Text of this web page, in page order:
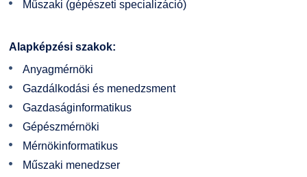
Kapcsolat
TDK/Tehetségnap
Online Studium
Képzési Életpályamodell
Műszaki (gépészeti specializáció)
Alapképzési szakok:
Anyagmérnöki
Gazdálkodási és menedzsment
Gazdaságinformatikus
Gépészmérnöki
Mérnökinformatikus
Műszaki menedzser